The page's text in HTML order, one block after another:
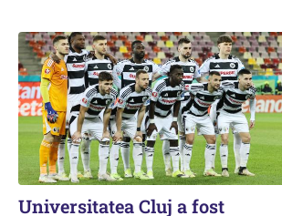
Universitatea Cluj a fost